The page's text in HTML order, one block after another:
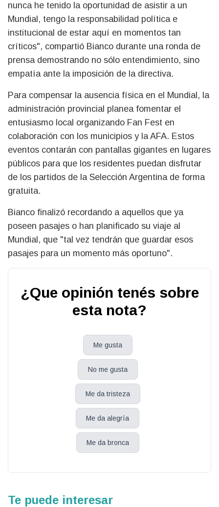
nunca he tenido la oportunidad de asistir a un
Mundial, tengo la responsabilidad política e
institucional de estar aquí en momentos tan
críticos", compartió Bianco durante una ronda de
prensa demostrando no sólo entendimiento, sino
empatía ante la imposición de la directiva.
Para compensar la ausencia física en el Mundial, la
administración provincial planea fomentar el
entusiasmo local organizando Fan Fest en
colaboración con los municipios y la AFA. Estos
eventos contarán con pantallas gigantes en lugares
públicos para que los residentes puedan disfrutar
de los partidos de la Selección Argentina de forma
gratuita.
Bianco finalizó recordando a aquellos que ya
poseen pasajes o han planificado su viaje al
Mundial, que "tal vez tendrán que guardar esos
pasajes para un momento más oportuno".
¿Que opinión tenés sobre
esta nota?
Me gusta
No me gusta
Me da tristeza
Me da alegría
Me da bronca
Te puede interesar